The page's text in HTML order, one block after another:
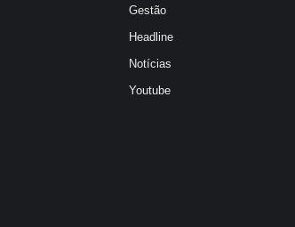
Gestão
Headline
Notícias
Youtube